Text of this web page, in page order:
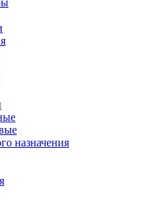
назначения